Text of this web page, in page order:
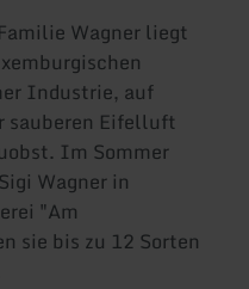
Wagner liegt
Industrie, auf
sauberen Eifelluft
Im Sommer
Wagner in
"Am
sie bis zu 12 Sorten